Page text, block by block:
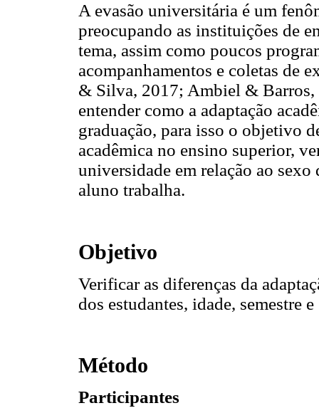
A evasão universitária é um
preocupando as instituições de
tema, assim como poucos
acompanhamentos e coletas de
& Silva, 2017; Ambiel & Barros,
entender como a adaptação
graduação, para isso o objetivo
acadêmica no ensino superior,
universidade em relação ao sexo
aluno trabalha.
Objetivo
Verificar as diferenças da
dos estudantes, idade, semestre
Método
Participantes